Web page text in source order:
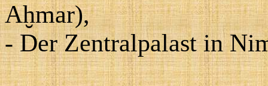
Aḫmar),
- Der Zentralpalast in